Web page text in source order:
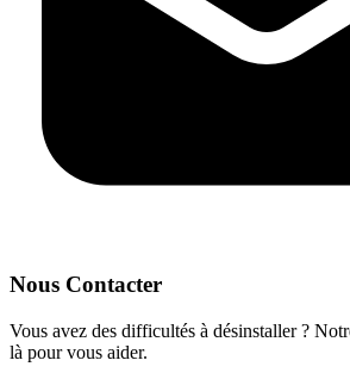
Nous Contacter
Vous avez des difficultés à désinstaller ?
là pour vous aider.